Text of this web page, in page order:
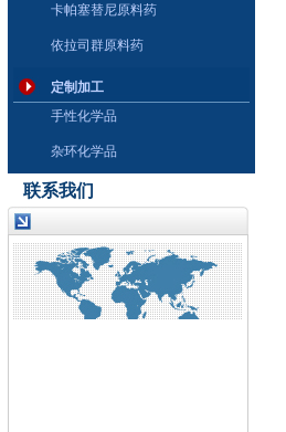
卡帕塞替尼原料药
依拉司群原料药
定制加工
手性化学品
杂环化学品
联系我们